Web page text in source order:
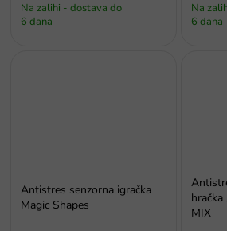
Na zalihi - dostava do
6 dana
Na
6 dana
Antistres senzorna igračka
Magic Shapes
hračka
MIX